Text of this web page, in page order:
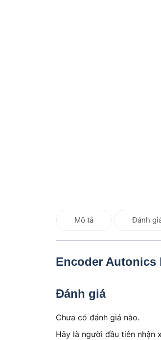
Mô tả Đánh
Encoder Autonics
Đánh giá
Chưa có đánh giá nào.
Hãy là người đầu tiên nhận